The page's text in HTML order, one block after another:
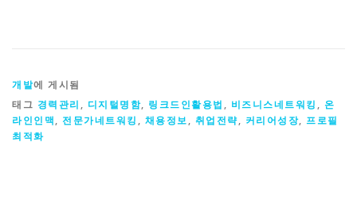
개발에 게시됨
태그 경력관리 , 디지털명함, 링크드인활용법 , 비즈니스네트워킹 , 온
라인인맥, 전문가네트워킹 , 채용정보, 취업전략, 커리어성장, 프로필
최적화